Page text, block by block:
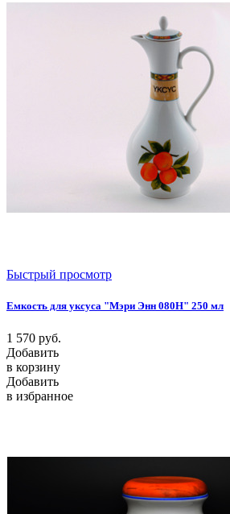
Быстрый просмотр
Емкость для уксуса "Мэри Энн 080H" 250 мл
1 570 руб.
Добавить
в корзину
Добавить
в избранное